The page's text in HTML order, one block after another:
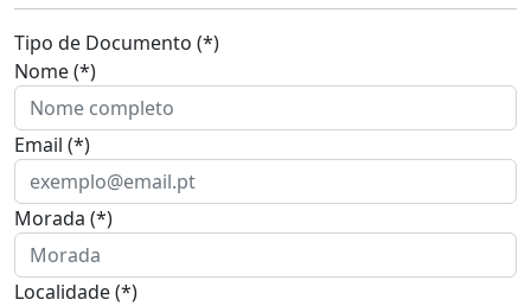
Tipo de Documento (*)
Nome (*)
Email (*)
Morada (*)
Localidade (*)